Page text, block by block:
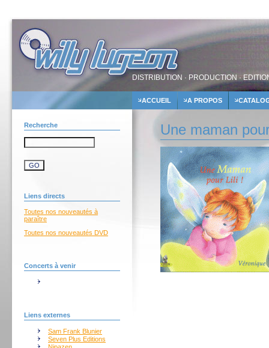
DISTRIBUTION · PRODUCTION ·
ACCUEIL A PROPOS
Recherche
Liens directs
Toutes nos nouveautés à
paraître
Toutes nos nouveautés DVD
Concerts à venir
Liens externes
Sam Frank Blunier
Seven Plus Editions
Une maman